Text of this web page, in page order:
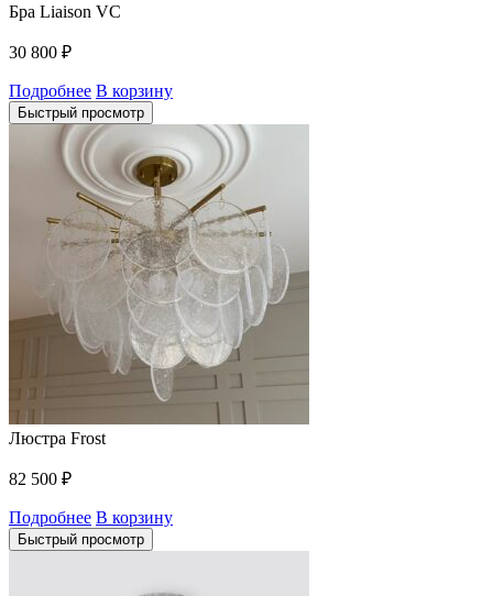
Бра Liaison VC
30 800 ₽
Подробнее В корзину
Быстрый просмотр
Люстра Frost
82 500 ₽
Подробнее В корзину
Быстрый просмотр